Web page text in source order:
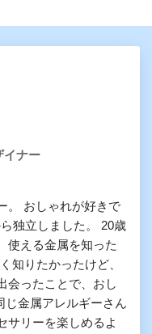
イナー
。 おしゃれが好きで
独立しました。 20歳
使える金属を知った
知りたかったけど、
会ったことで、おし
じ金属アレルギーさん
サリーを楽しめるよ